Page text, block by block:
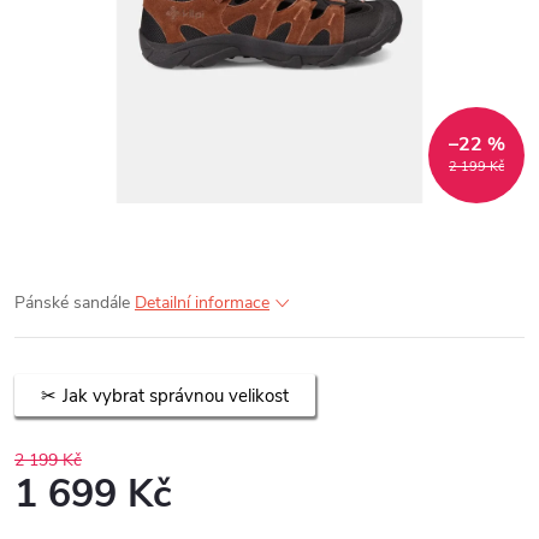
2 199 Kč
–22 %
Pánské sandále Detailní informace
Jak vybrat správnou velikost
2 199 Kč
1 699 Kč